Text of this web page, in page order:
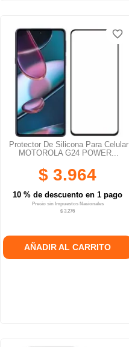
Protector De Silicona Para Celular
MOTOROLA G24 POWER...
$ 3.964
10 % de descuento en 1 pago
Precio sin Impuestos Nacionales
$ 3.276
AÑADIR AL CARRITO
favorite_border
favorite_border
favorite_border